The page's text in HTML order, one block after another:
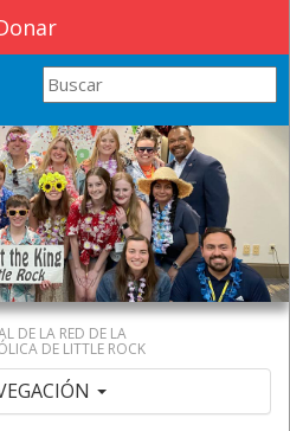
Search this site
DE LA RED DE LA
DE LITTLE ROCK